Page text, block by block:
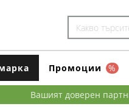
Промоции %
Вашият доверен